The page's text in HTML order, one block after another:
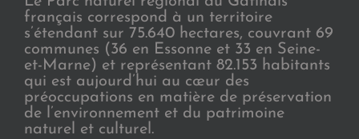
français correspond à un territoire
s’étendant sur 75.640 hectares, couvrant 69
communes (36 en Essonne et 33 en Seine-
et-Marne) et représentant 82.153 habitants
qui est aujourd’hui au cœur des
préoccupations en matière de préservation
de l’environnement et du patrimoine
naturel et culturel.